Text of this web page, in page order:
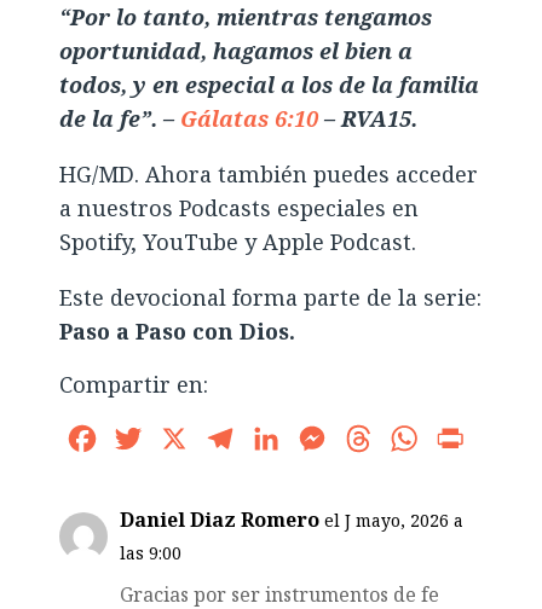
“Por lo tanto, mientras tengamos
oportunidad, hagamos el bien a
todos, y en especial a los de la familia
de la fe”. – Gálatas 6:10 – RVA15.
HG/MD. Ahora también puedes acceder
a nuestros Podcasts especiales en
Spotify, YouTube y Apple Podcast.
Este devocional forma parte de la serie:
Paso a Paso con Dios.
Compartir en:
FacebookTwitter TelegramLinkedInMessengerThreadsWhatsApp
Daniel Diaz Romero el J mayo, 2026 a
las 9:00
Gracias por ser instrumentos de fe